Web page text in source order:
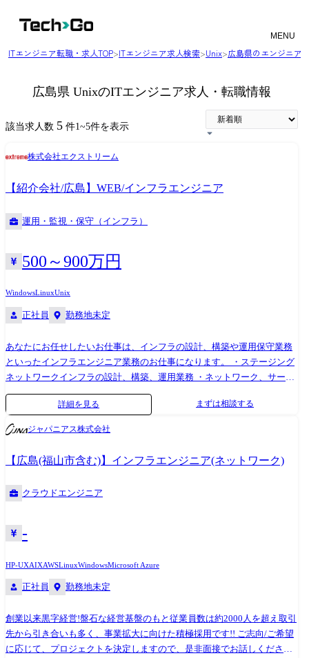
MENU
ITエンジニア転職・求人TOP>ITエンジニア求人検索>Unix>広島県のエンジニア
広島県 UnixのITエンジニア求人・転職情報
該当求人数 5 件1~5件を表示
株式会社エクストリーム
【紹介会社/広島】WEB/インフラエンジニア
運用・監視・保守（インフラ）
500～900万円
WindowsLinuxUnix
正社員 勤務地未定
あなたにお任せしたいお仕事は、インフラの設計、構築や運用保守業務
といったインフラエンジニア業務のお仕事になります。 ・ステージング
ネットワークインフラの設計、構築、運用業務 ・ネットワーク、サーバ
の運用システム及びツール設計、構築、運用業務 ・顧客環境の脆弱性診
断、セキュリティ製品導入、構築～運用保守 ・セキュリティインシデン
ト発生時の調査支援/早期解決/レポート報告 ・SOC、CSIRT構築支援 ・
ITセキュリティアーキテクチャ設計支援 ・ベンダーコントロール リクル
ートグループ、楽天グループ、サイバーエージェントグループなど、
WEB業界を牽引するトップ企業含め様々な企業と安定的な取引を行って
おります。 当社社員は、プロダクションカンパニーの一員として各社ク
ライアントのプロジェクトに参画し、1つの会社に長年いては実現できな
詳細を見る まずは相談する
ジャパニアス株式会社
【広島(福山市含む)】インフラエンジニア(ネットワーク)
クラウドエンジニア
-
HP-UXAIXAWSLinuxWindowsMicrosoft Azure
正社員 勤務地未定
創業以来黒字経営!盤石な経営基盤のもと従業員数は約2000人を超え取引
先から引き合いも多く、事業拡大に向けた積極採用です!! ご志向/ご希望
に応じて、プロジェクトを決定しますので、是非面接でお話しください!